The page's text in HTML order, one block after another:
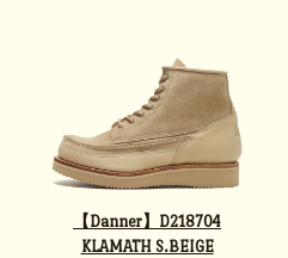
【Danner】D218704
KLAMATH S.BEIGE